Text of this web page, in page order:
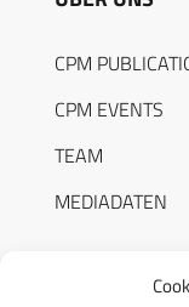
CPM
CPM EVENTS
TEAM
MEDIADATEN